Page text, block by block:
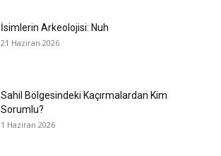
İsimlerin Arkeolojisi: Nuh
21 Haziran 2026
Sahil Bölgesindeki Kaçırmalardan Kim
Sorumlu?
1 Haziran 2026